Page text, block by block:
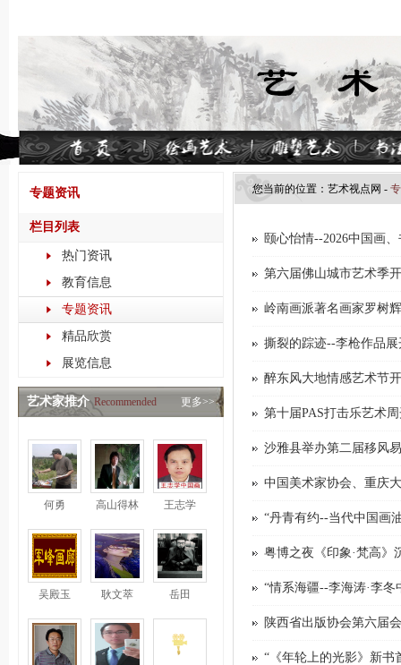
专题资讯
栏目列表
热门资讯
教育信息
专题资讯
精品欣赏
展览信息
艺术家推介 Recommended 更多>>
何勇 高山得林 王志学
吴殿玉 耿文萃 岳田
您当前的位置： 艺术视点​网 -
颐心怡情--2026中国画
第六届佛山城市艺术季
岭南画派著名画家罗树
撕裂的踪迹--李枪作品展
醉东风大地情感艺术节
第十届PAS打击乐艺术
沙雅县举办第二届移风
中国美术家协会、重庆
“丹青有约--当代中国画
粤博之夜《印象·梵高》
“情系海疆--李海涛·李
陕西省出版协会第六届
“《年轮上的光影》新书